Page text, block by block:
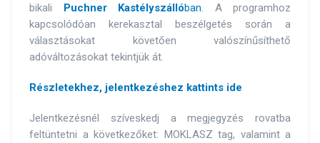
bikali Puchner Kastélyszállóban. A programhoz
kapcsolódóan kerekasztal beszélgetés során a
választásokat követően valószínűsíthető
adóváltozásokat tekintjük át.
Részletekhez, jelentkezéshez kattints ide
Jelentkezésnél szíveskedj a megjegyzés rovatba
feltüntetni a következőket: MOKLASZ tag, valamint a